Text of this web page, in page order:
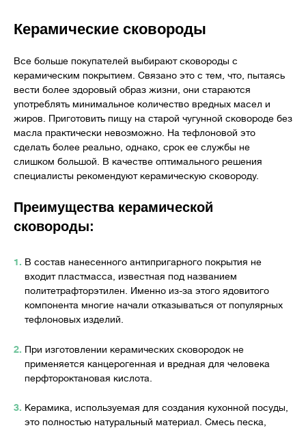
Керамические сковороды
Все больше покупателей выбирают сковороды с
керамическим покрытием. Связано это с тем, что, пытаясь
вести более здоровый образ жизни, они стараются
употреблять минимальное количество вредных масел и
жиров. Приготовить пищу на старой чугунной сковороде без
масла практически невозможно. На тефлоновой это
сделать более реально, однако, срок ее службы не
слишком большой. В качестве оптимального решения
специалисты рекомендуют керамическую сковороду.
Преимущества керамической
сковороды:
В состав нанесенного антипригарного покрытия не
входит пластмасса, известная под названием
политетрафторэтилен. Именно из-за этого ядовитого
компонента многие начали отказываться от популярных
тефлоновых изделий.
При изготовлении керамических сковородок не
применяется канцерогенная и вредная для человека
перфтороктановая кислота.
Керамика, используемая для создания кухонной посуды,
это полностью натуральный материал. Смесь песка,